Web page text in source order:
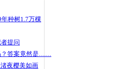
种树1.7万棵
提问
？答案竟然是……
夜樱美如画